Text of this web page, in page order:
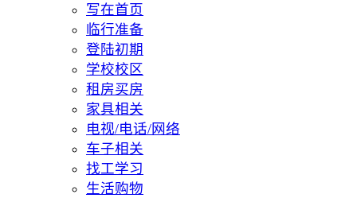
写在首页
临行准备
登陆初期
学校校区
租房买房
家具相关
电视/电话/网络
车子相关
找工学习
生活购物